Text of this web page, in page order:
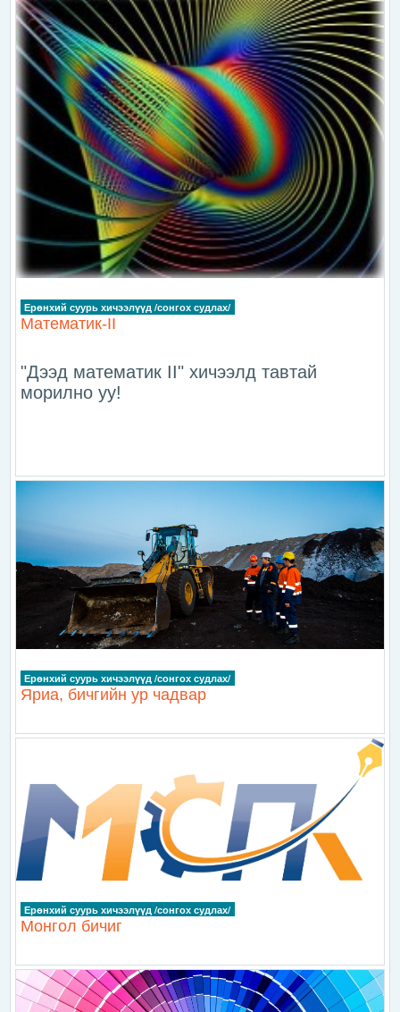
Ерөнхий суурь хичээлүүд /сонгох судлах/
Математик-II
"Дээд математик II" хичээлд тавтай
морилно уу!
Ерөнхий суурь хичээлүүд /сонгох судлах/
Яриа, бичгийн ур чадвар
Ерөнхий суурь хичээлүүд /сонгох судлах/
Монгол бичиг